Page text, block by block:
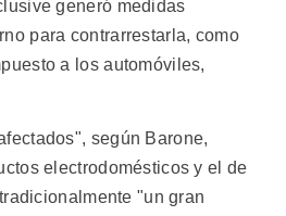
generó medidas
para contrarrestarla, como
a los automóviles,
según Barone,
electrodomésticos y el de
"un gran